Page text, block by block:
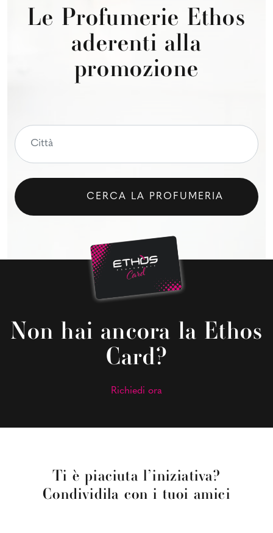
Le Profumerie Ethos
aderenti alla
promozione
CERCA LA PROFUMERIA
Non hai ancora la Ethos
Card?
Richiedi ora
Ti è piaciuta l’iniziativa?
Condividila con i tuoi amici